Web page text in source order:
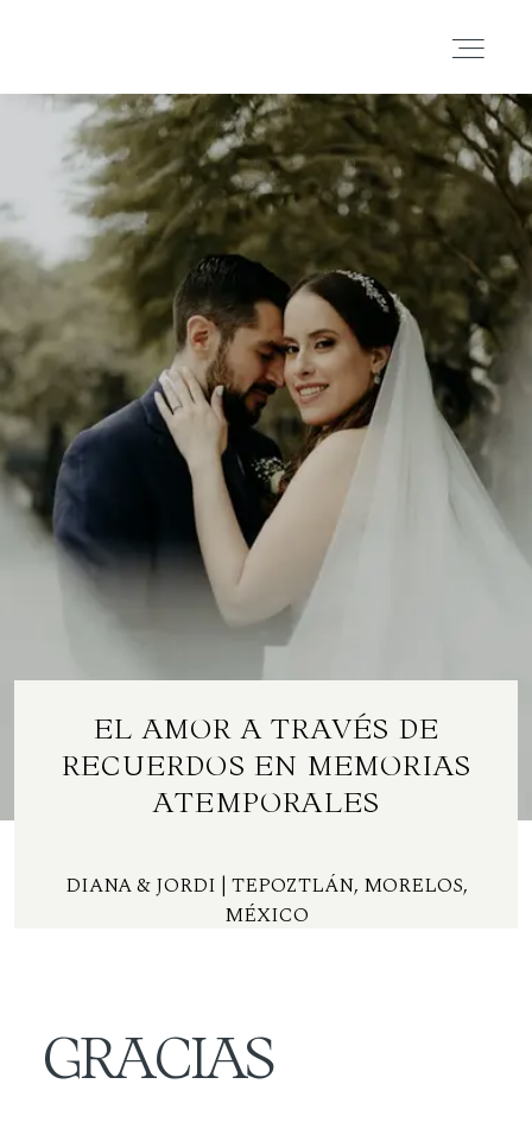
Portafolio
Historias
Cortometrajes
Acerca
Blog
Contacto
ES
EL AMOR A TRAVÉS DE
RECUERDOS EN MEMORIAS
ATEMPORALES
DIANA & JORDI | TEPOZTLÁN, MORELOS,
MÉXICO
GRACIAS